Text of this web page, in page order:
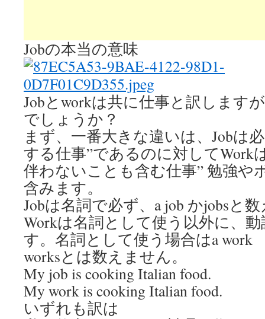
Jobの本当の意味
Jobとworkは共に仕事と訳します
でしょうか？
まず、一番大きな違いは、Jobは
する仕事”であるのに対してWork
伴わないことも含む仕事” 勉強や
含みます。
Jobは名詞で必ず、a job かjobsと
Workは名詞として使う以外に、
す。名詞として使う場合はa work
worksとは数えません。
My job is cooking Italian food.
My work is cooking Italian food.
いずれも訳は